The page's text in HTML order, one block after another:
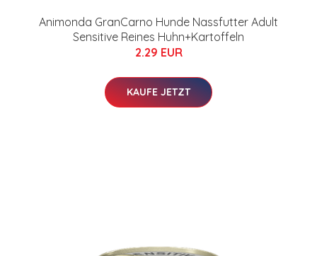
Animonda GranCarno Hunde Nassfutter Adult
Sensitive Reines Huhn+Kartoffeln
2.29 EUR
KAUFE JETZT